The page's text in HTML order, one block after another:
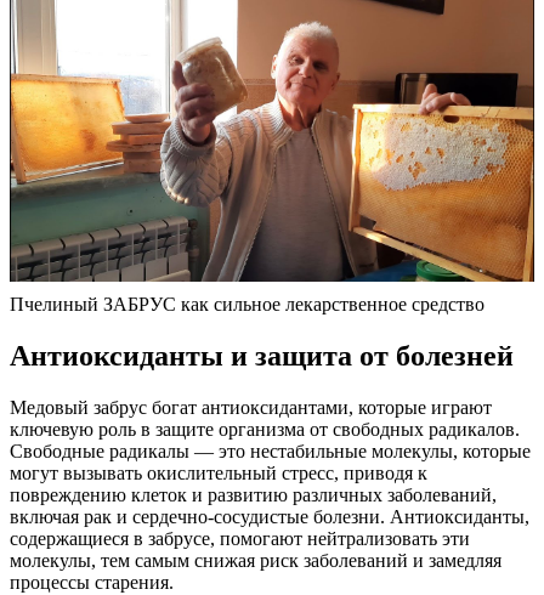
Пчелиный ЗАБРУС как сильное лекарственное средство
Антиоксиданты и защита от болезней
Медовый забрус богат антиоксидантами, которые играют
ключевую роль в защите организма от свободных радикалов.
Свободные радикалы — это нестабильные молекулы, которые
могут вызывать окислительный стресс, приводя к
повреждению клеток и развитию различных заболеваний,
включая рак и сердечно-сосудистые болезни. Антиоксиданты,
содержащиеся в забрусе, помогают нейтрализовать эти
молекулы, тем самым снижая риск заболеваний и замедляя
процессы старения.